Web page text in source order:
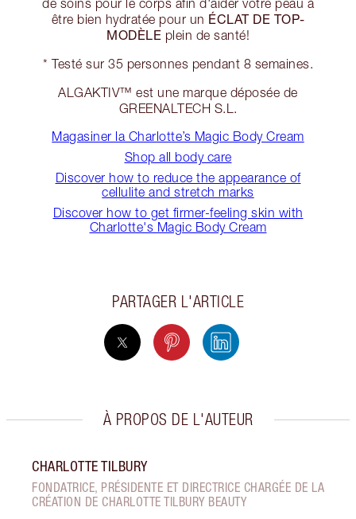
de soins pour le corps afin d'aider votre peau à
être bien hydratée pour un ÉCLAT DE TOP-
MODÈLE plein de santé!
* Testé sur 35 personnes pendant 8 semaines.
ALGAKTIV™ est une marque déposée de
GREENALTECH S.L.
Magasiner la Charlotte’s Magic Body Cream
Shop all body care
Discover how to reduce the appearance of
cellulite and stretch marks
Discover how to get firmer-feeling skin with
Charlotte's Magic Body Cream
PARTAGER L'ARTICLE
À PROPOS DE L'AUTEUR
CHARLOTTE TILBURY
FONDATRICE, PRÉSIDENTE ET DIRECTRICE CHARGÉE DE LA
CRÉATION DE CHARLOTTE TILBURY BEAUTY